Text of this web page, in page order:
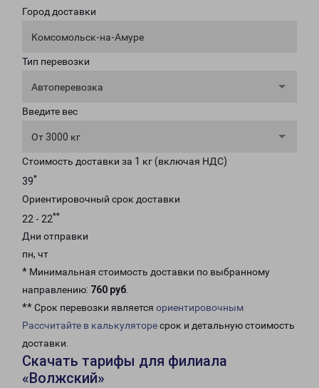
Город доставки
Комсомольск-на-Амуре
Тип перевозки
Автоперевозка
Введите вес
От 3000 кг
Стоимость доставки за 1 кг (включая НДС)
39*
Ориентировочный срок доставки
22 - 22**
Дни отправки
пн, чт
* Минимальная стоимость доставки по выбранному
направлению: 760 руб.
** Срок перевозки является ориентировочным
Рассчитайте в калькуляторесрок и детальную стоимость
доставки.
Скачать тарифы для филиала
«Волжский»